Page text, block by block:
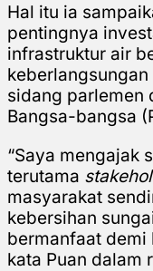
Hal itu ia
pentingnya
infrastruktur air
sidang parlemen
Bangsa-bangsa
“Saya mengajak
terutama
masyarakat
kebersihan
bermanfaat demi
kata Puan